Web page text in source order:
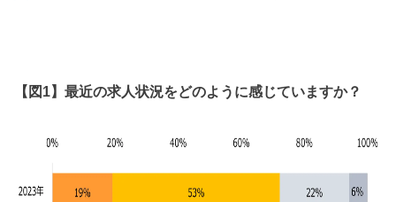
【図1】最近の求人状況をどのように感じていますか？